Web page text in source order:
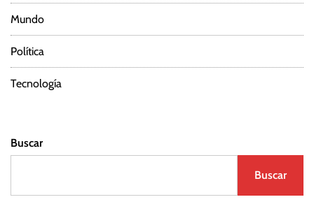
Mundo
Política
Tecnología
Buscar
Buscar